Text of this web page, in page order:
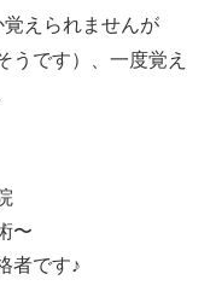
えられませんが
うです）、一度覚え
〜
者です♪